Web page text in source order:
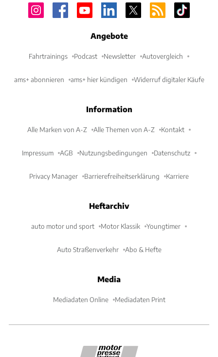
Angebote
Fahrtrainings Podcast Newsletter Autovergleich
ams+ abonnieren ams+ hier kündigen Widerruf digitaler Käufe
Information
Alle Marken von A-Z Alle Themen von A-Z Kontakt
Impressum AGB Nutzungsbedingungen Datenschutz
Privacy Manager Barrierefreiheitserklärung Karriere
Heftarchiv
auto motor und sport Motor Klassik Youngtimer
Auto Straßenverkehr Abo & Hefte
Media
Mediadaten Online Mediadaten Print